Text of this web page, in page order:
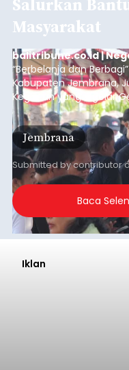
Salurkan
Masyarakat
balitribune.co.id |
“Berbelanja dan
Kabupaten Jembrana,
Kegiatan yang digelar
Soekarno ini
ekonomi masyarakat
mendapat antusiasme
transaksi mencapai
Jembrana
Submitted bycontributor
Baca
Iklan